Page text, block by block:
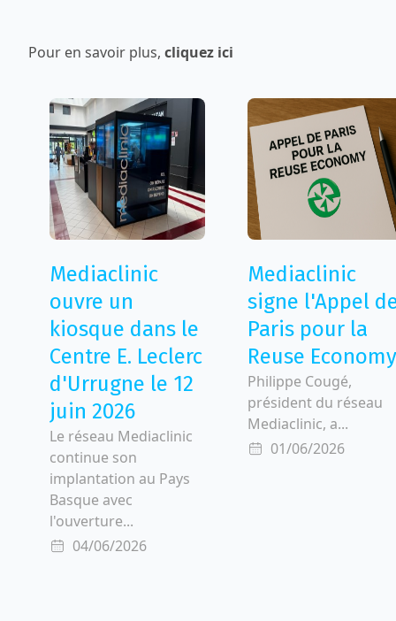
Pour en savoir plus, cliquez ici
Mediaclinic
ouvre un
kiosque dans le
Centre E. Leclerc
d'Urrugne le 12
juin 2026
Le réseau Mediaclinic
continue son
implantation au Pays
Basque avec
l'ouverture...
04/06/2026
Mediaclinic
signe l'Appel
Paris pour la
Reuse Economy
Philippe Cougé,
président du réseau
Mediaclinic, a...
01/06/2026